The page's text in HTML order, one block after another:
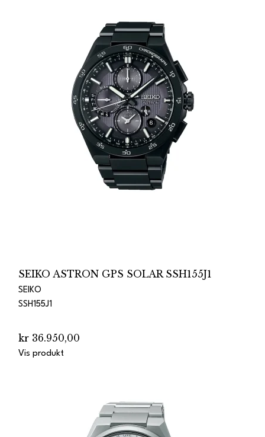
SEIKO ASTRON GPS SOLAR SSH155J1
SEIKO
SSH155J1
kr 36.950,00
Vis produkt